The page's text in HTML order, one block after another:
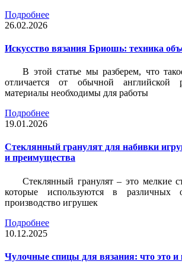
Подробнее
26.02.2026
Искусство вязания Бриошь: техника
В этой статье мы разберем, что
отличается от обычной английской
материалы необходимы для работы
Подробнее
19.01.2026
Стеклянный гранулят для набивки
и преимущества
Стеклянный гранулят – это мелкие
которые используются в различных
производство игрушек
Подробнее
10.12.2025
Чулочные спицы для вязания: что это и